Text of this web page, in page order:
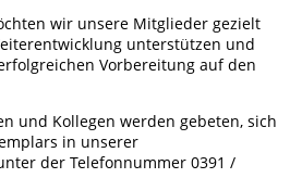
wir unsere Mitglieder gezielt
unterstützen und
Vorbereitung auf den
und Kollegen werden gebeten, sich
in unserer
der Telefonnummer 0391 /